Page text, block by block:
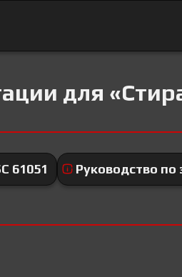
для
61051 Руководство по